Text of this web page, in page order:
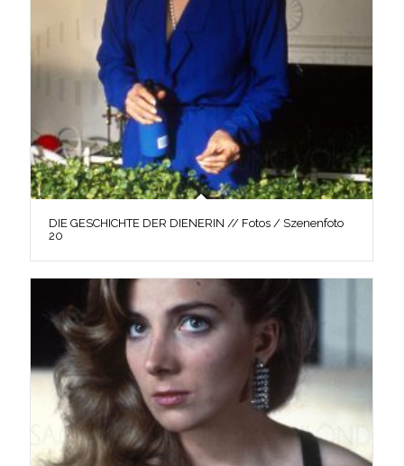
DIE GESCHICHTE DER DIENERIN // Fotos / Szenenfoto
20